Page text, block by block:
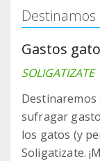
Gastos
SOLIGATIZATE
Destinaremos
sufragar
los gatos (y
Soligatizate.